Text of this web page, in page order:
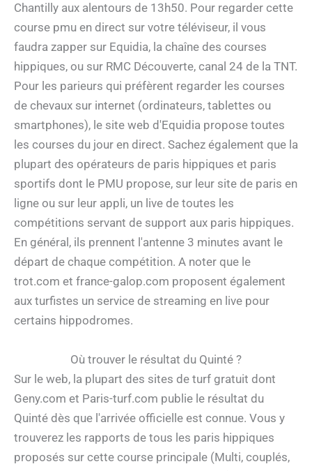
Chantilly aux alentours de 13h50. Pour regarder cette
course pmu en direct sur votre téléviseur, il vous
faudra zapper sur Equidia, la chaîne des courses
hippiques, ou sur RMC Découverte, canal 24 de la TNT.
Pour les parieurs qui préfèrent regarder les courses
de chevaux sur internet (ordinateurs, tablettes ou
smartphones), le site web d'Equidia propose toutes
les courses du jour en direct. Sachez également que la
plupart des opérateurs de paris hippiques et paris
sportifs dont le PMU propose, sur leur site de paris en
ligne ou sur leur appli, un live de toutes les
compétitions servant de support aux paris hippiques.
En général, ils prennent l'antenne 3 minutes avant le
départ de chaque compétition. A noter que le
trot.com et france-galop.com proposent également
aux turfistes un service de streaming en live pour
certains hippodromes.
Où trouver le résultat du Quinté ?
Sur le web, la plupart des sites de turf gratuit dont
Geny.com et Paris-turf.com publie le résultat du
Quinté dès que l'arrivée officielle est connue. Vous y
trouverez les rapports de tous les paris hippiques
proposés sur cette course principale (Multi, couplés,